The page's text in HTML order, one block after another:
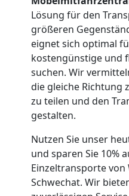
Lösung für den
größeren
eignet sich optimal
kostengünstige und
suchen. Wir
die gleiche Richtung
zu teilen und den
gestalten.
Nutzen Sie unser
und sparen Sie 10%
Einzeltransporte von
Schwechat. Wir
Anfrage
National